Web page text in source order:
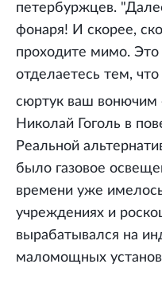
петербуржцев.
фонаря! И скорее,
проходите мимо.
отделаетесь тем,
сюртук ваш вонючим
Николай Гоголь в
Реальной
было газовое
времени уже
учреждениях и
вырабатывался на
маломощных